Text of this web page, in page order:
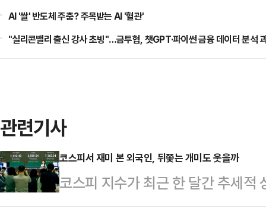
AI '쌀' 반도체 주춤? 주목받는 AI '혈관'
"실리콘밸리 출신 강사 초빙"…금투협, 챗GPT·파이썬 금융 데이터 분석
관련기사
코스피서 재미 본 외국인, 뒤쫓는 개미도 웃을까
코스피 지수가 최근 한 달간 추세적
자와 개미 투자자가 정반대 접근법